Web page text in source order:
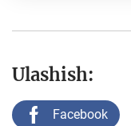
Ulashish:
Facebook